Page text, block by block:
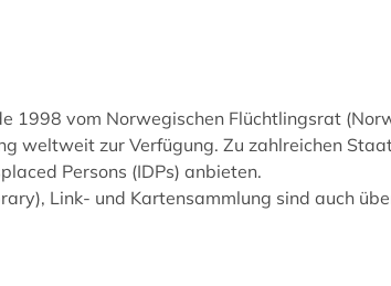
1998 vom Norwegischen Flüchtlingsrat
weltweit zur Verfügung. Zu zahlreichen
Persons (IDPs) anbieten.
Link- und Kartensammlung sind auch